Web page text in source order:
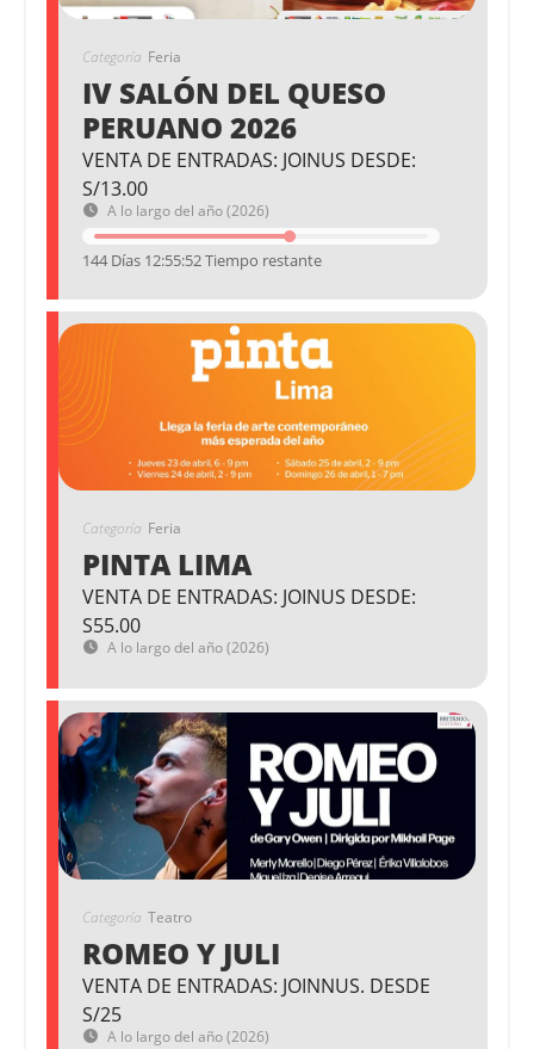
Categoría Feria
IV SALÓN DEL QUESO
PERUANO 2026
VENTA DE ENTRADAS: JOINUS DESDE:
S/13.00
A lo largo del año (2026)
144 Días 12:55:52 Tiempo restante
Categoría Feria
PINTA LIMA
VENTA DE ENTRADAS: JOINUS DESDE:
S55.00
A lo largo del año (2026)
Categoría Teatro
ROMEO Y JULI
VENTA DE ENTRADAS: JOINNUS. DESDE
S/25
A lo largo del año (2026)